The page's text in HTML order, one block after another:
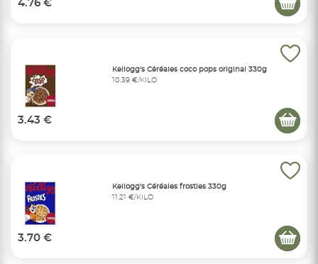
4.76 €
Kellogg's Céréales coco pops original 330g
10,39 €/KILO
3.43 €
Kellogg's Céréales frosties 330g
11,21 €/KILO
3.70 €